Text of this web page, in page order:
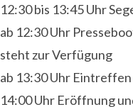
12:30 bis 13:45 Uhr
ab 12:30 Uhr
steht zur Verfügung
ab 13:30 Uhr
14:00 Uhr Eröffnung